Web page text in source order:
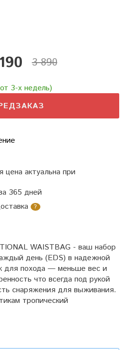
3 890
3-х недель)
актуальна при
365 дней
?
WAISTBAG - ваш набор
день (EDS) в надежной
для похода — меньше вес и
что всегда под рукой
снаряжения для выживания.
тропический